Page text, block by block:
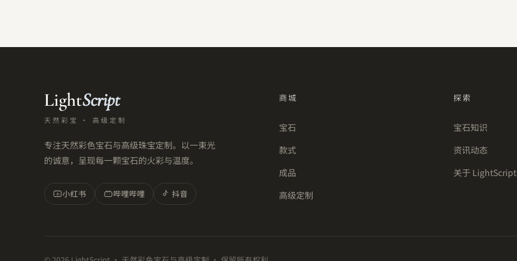
LightScript
天然彩宝 · 高级定制
专注天然彩色宝石与高级珠宝定制。以一束光
的诚意，呈现每一颗宝石的火彩与温度。
小 小红书 哔哩哔哩 抖音
商城
宝石
款式
成品
高级定制
探索
宝石知识
资讯动态
关于 LightScript